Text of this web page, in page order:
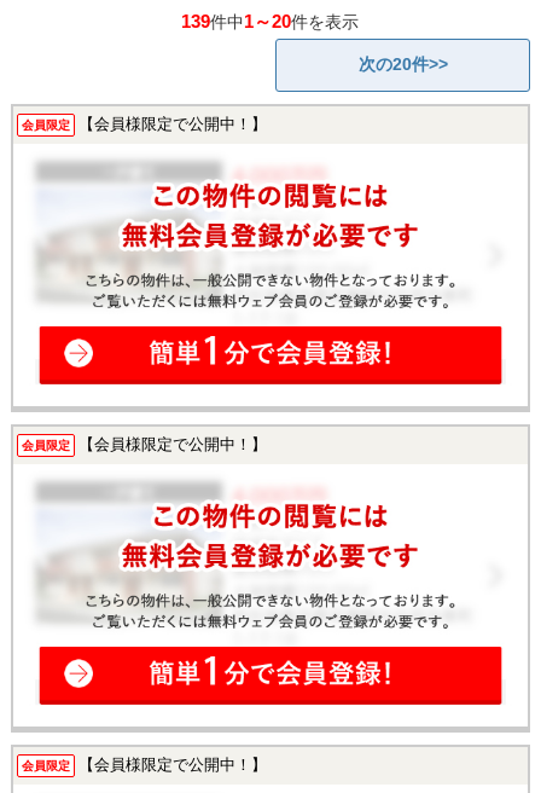
139件中1～20件を表示
次の20件>>
会員限定 【会員様限定で公開中！】
会員限定 【会員様限定で公開中！】
会員限定 【会員様限定で公開中！】